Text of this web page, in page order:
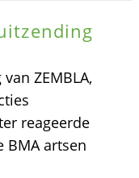
ZEMBLA,
reageerde
BMA artsen